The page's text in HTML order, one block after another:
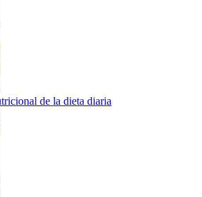
de la dieta diaria